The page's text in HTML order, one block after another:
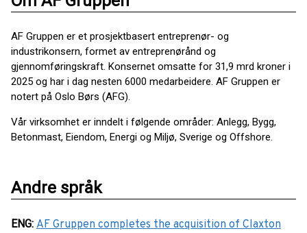
AF Gruppen er et prosjektbasert entreprenør- og
industrikonsern, formet av entreprenørånd og
gjennomføringskraft. Konsernet omsatte for 31,9 mrd kroner i
2025 og har i dag nesten 6000 medarbeidere. AF Gruppen er
notert på Oslo Børs (AFG).
Vår virksomhet er inndelt i følgende områder: Anlegg, Bygg,
Betonmast, Eiendom, Energi og Miljø, Sverige og Offshore.
Andre språk
ENG: AF Gruppen completes the acquisition of Claxton